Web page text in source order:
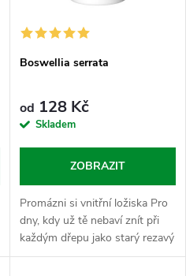
Boswellia serrata
od 128 Kč
Skladem
ZOBRAZIT
Promázni si vnitřní ložiska Pro
dny, kdy už tě nebaví znít při
každým dřepu jako starý rezavý
vrata. Boswellia serrata je tvůj